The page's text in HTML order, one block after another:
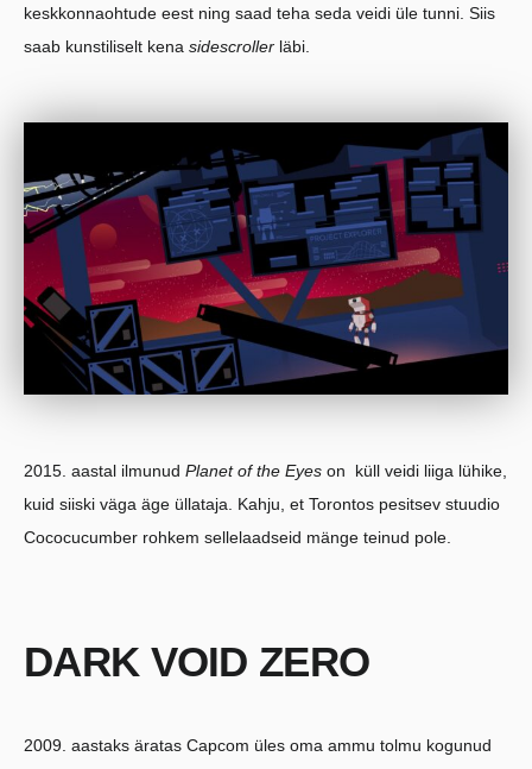
keskkonnaohtude eest ning saad teha seda veidi üle tunni. Siis
saab kunstiliselt kena sidescroller läbi.
2015. aastal ilmunud Planet of the Eyes on küll veidi liiga lühike,
kuid siiski väga äge üllataja. Kahju, et Torontos pesitsev stuudio
Cococucumber rohkem sellelaadseid mänge teinud pole.
DARK VOID ZERO
2009. aastaks äratas Capcom üles oma ammu tolmu kogunud